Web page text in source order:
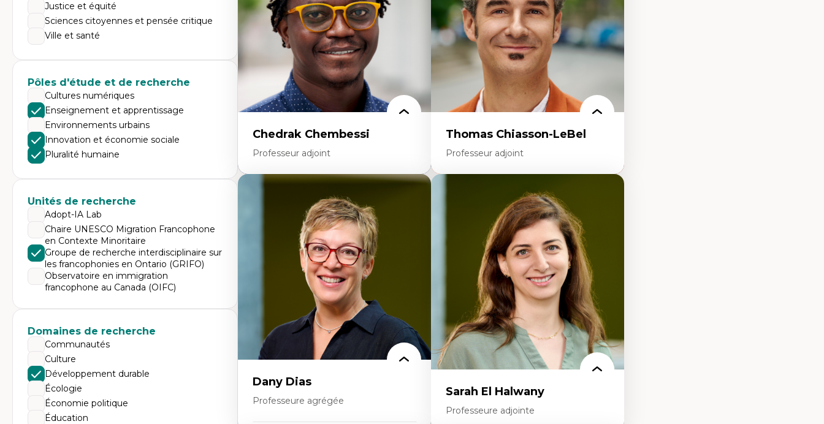
Justice et équité
Sciences citoyennes et pensée critique
Ville et santé
Pôles d'étude et de recherche
Cultures numériques
Enseignement et apprentissage
Environnements urbains
Innovation et économie sociale
Pluralité humaine
Unités de recherche
Adopt-IA Lab
Chaire UNESCO Migration Francophone
en Contexte Minoritaire
Groupe de recherche interdisciplinaire sur
les francophonies en Ontario (GRIFO)
Observatoire en immigration
francophone au Canada (OIFC)
Domaines de recherche
Communautés
Culture
Développement durable
Écologie
Économie politique
Éducation
Chedrak Chembessi
Professeur adjoint
Économie circulaire
Modèles d’affaires durables
Histoire des faits économiques
Gestion durable des ressources naturelles
Écologie industrielle
Aménagement durable du territoire
Développement régional
Coopératives
Télétravail en milieu rural francophone
Transition socio-écologique
Thomas Chiasson-LeBel
Professeur adjoint
Théories du développement
Économie politique comparée
Élites économiques
Sociologie économique
Extractivisme
Classes sociales
Mouvements sociaux
Théories de l’État
Dany Dias
Professeure agrégée
Sarah El Halwany
Professeure adjointe